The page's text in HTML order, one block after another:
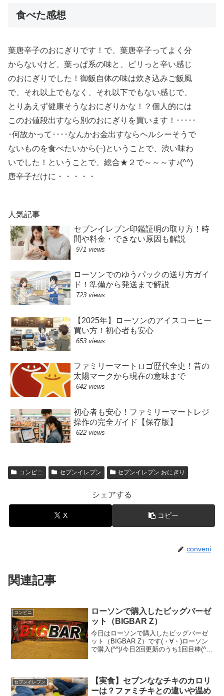
食べた感想
葉唐辛子のおにぎりです！で、葉唐辛子ってよく分
からないけど、葉っぱ系の味と、ピリっと辛い感じ
のおにぎりでした！御飯自体の味は炊き込みご飯風
で、それ以上でもなく、それ以下でもない感じで、
とりあえず健康そうなおにぎりかな！？個人的には
このお値段出すなら別のおにぎりを買います！･････
･何故かって････なんかお金出すならヘルシーそうで
ないものを食べたいから(–)ということで、渋い味わ
いでした！ということで、総合★２で～～～す♪(^^)
唐辛子だけに・・・・・
人気記事
セブンイレブン印鑑証明の取り方！時
間や料金・できない原因も解説
971 views
ローソンでのゆうパックの送り方ガイ
ド！準備から発送まで解説
723 views
【2025年】ローソンのアイスコーヒー
買い方！初心者も安心
653 views
ファミリーマートロゴ歴代全史！昔の
太陽マークから現在の意味まで
642 views
初心者も安心！ファミリーマートレジ
操作の完全ガイド【保存版】
622 views
コンビニ セブンイレブン セブンイレブン おにぎり
シェアする
X コピー
conveni
関連記事
コンビニ
ローソンで購入したビッグバーゼ
ット（BIGBAR Z）
今日はローソンで購入したビッグバーゼ
ット（BIGBAR Z）です(・∀・)ローソン
で購入(^^)/今日2回更新のうち1回目棒(^^)
セブンイレブン
【実食】セブンななチキのカロリ
ーは？ファミチキとの違いや温め